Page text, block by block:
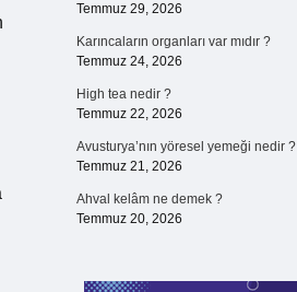
Temmuz 29, 2026
Karıncaların organları var mıdır ?
Temmuz 24, 2026
High tea nedir ?
Temmuz 22, 2026
Avusturya’nın yöresel yemeği nedir ?
Temmuz 21, 2026
Ahval kelâm ne demek ?
Temmuz 20, 2026